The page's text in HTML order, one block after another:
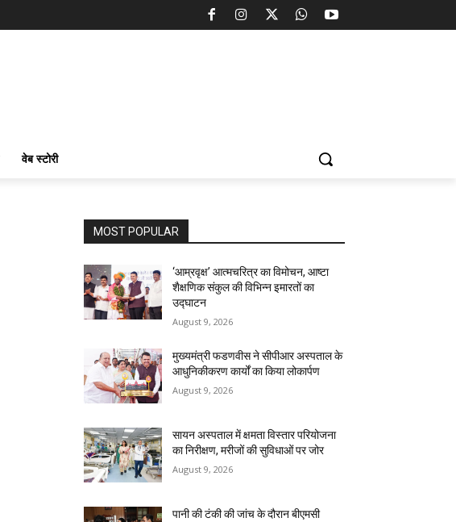
वेब स्टोरी
MOST POPULAR
‘आम्रवृक्ष’ आत्मचरित्र का विमोचन, आष्टा
शैक्षणिक संकुल की विभिन्न इमारतों का
उद्घाटन
August 9, 2026
मुख्यमंत्री फडणवीस ने सीपीआर अस्पताल के
आधुनिकीकरण कार्यों का किया लोकार्पण
August 9, 2026
सायन अस्पताल में क्षमता विस्तार परियोजना
का निरीक्षण, मरीजों की सुविधाओं पर जोर
August 9, 2026
पानी की टंकी की जांच के दौरान बीएमसी